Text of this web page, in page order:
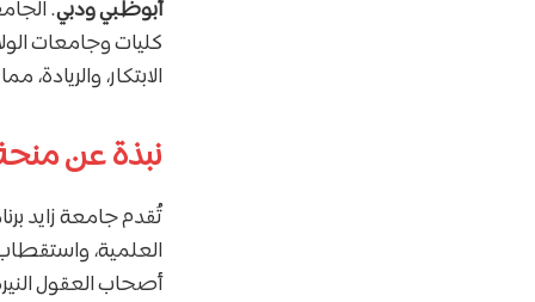
أبوظبي ودبي
الابتكار،
نبذة عن
تُقدم جامعة زايد
العلمية،
أصحاب العقول